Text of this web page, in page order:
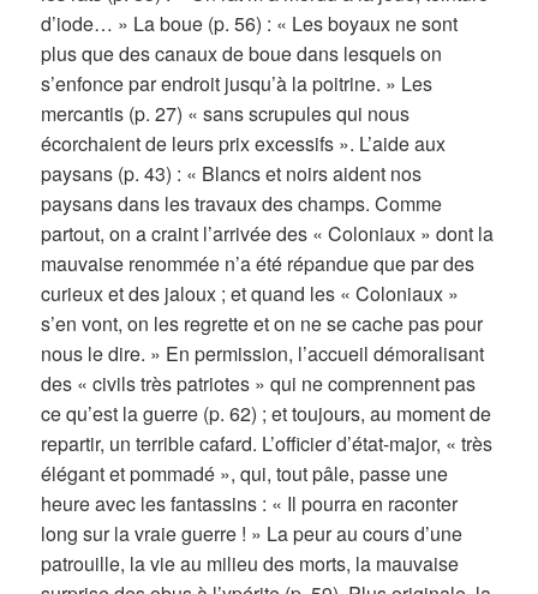
d’iode… » La boue (p. 56) : « Les boyaux ne sont
plus que des canaux de boue dans lesquels on
s’enfonce par endroit jusqu’à la poitrine. » Les
mercantis (p. 27) « sans scrupules qui nous
écorchaient de leurs prix excessifs ». L’aide aux
paysans (p. 43) : « Blancs et noirs aident nos
paysans dans les travaux des champs. Comme
partout, on a craint l’arrivée des « Coloniaux » dont la
mauvaise renommée n’a été répandue que par des
curieux et des jaloux ; et quand les « Coloniaux »
s’en vont, on les regrette et on ne se cache pas pour
nous le dire. » En permission, l’accueil démoralisant
des « civils très patriotes » qui ne comprennent pas
ce qu’est la guerre (p. 62) ; et toujours, au moment de
repartir, un terrible cafard. L’officier d’état-major, « très
élégant et pommadé », qui, tout pâle, passe une
heure avec les fantassins : « Il pourra en raconter
long sur la vraie guerre ! » La peur au cours d’une
patrouille, la vie au milieu des morts, la mauvaise